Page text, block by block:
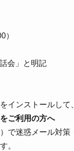
）
会」と明記
インストールして
ご利用の方へ
で迷惑メール対
。